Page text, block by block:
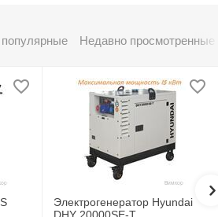
Недавно просмотренные
Электрогенератор Hyundai
DHY 20000SE-T